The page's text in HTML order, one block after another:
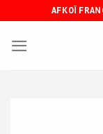
content
AFKOÏ